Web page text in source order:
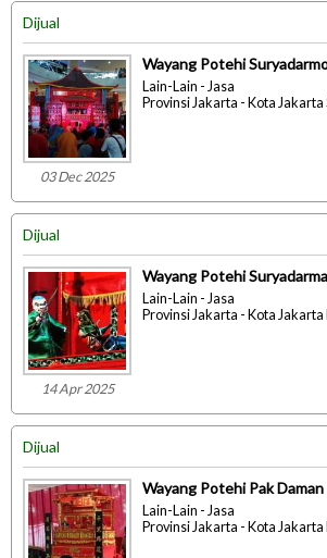
Dijual
03 Dec 2025
Wayang Potehi
Lain-Lain - Jasa
Provinsi Jakarta - Kota Jakarta
Dijual
14 Apr 2025
Wayang Potehi Suryadarma
Lain-Lain - Jasa
Provinsi Jakarta - Kota
Dijual
Wayang Potehi Pak Daman
Lain-Lain - Jasa
Provinsi Jakarta - Kota